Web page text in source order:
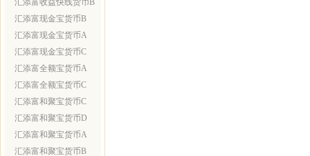
汇添富收益快线货币B
汇添富现金宝货币B
汇添富现金宝货币A
汇添富现金宝货币C
汇添富全额宝货币A
汇添富全额宝货币C
汇添富和聚宝货币C
汇添富和聚宝货币D
汇添富和聚宝货币A
汇添富和聚宝货币B